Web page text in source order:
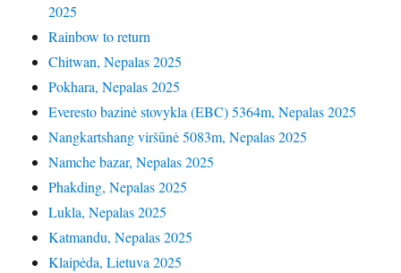
2025
Rainbow to return
Chitwan, Nepalas 2025
Pokhara, Nepalas 2025
Everesto bazinė stovykla (EBC) 5364m, Nepalas 2025
Nangkartshang viršūnė 5083m, Nepalas 2025
Namche bazar, Nepalas 2025
Phakding, Nepalas 2025
Lukla, Nepalas 2025
Katmandu, Nepalas 2025
Klaipėda, Lietuva 2025